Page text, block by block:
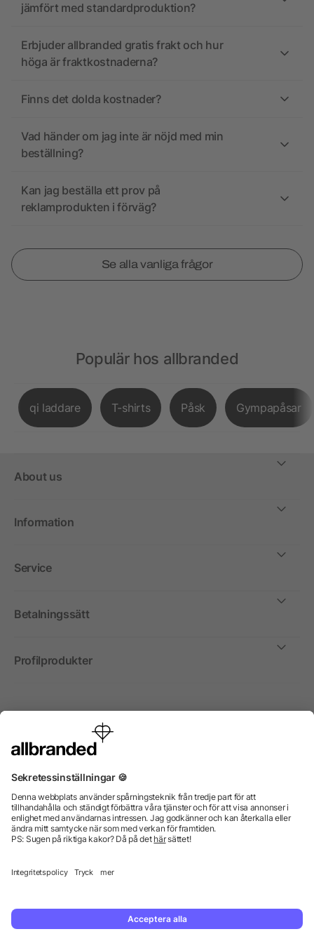
jämfört med standardproduktion?
Erbjuder allbranded gratis frakt och hur
höga är fraktkostnaderna?
Finns det dolda kostnader?
Vad händer om jag inte är nöjd med min
beställning?
Kan jag beställa ett prov på
reklamprodukten i förväg?
Se alla vanliga frågor
Populär hos allbranded
qi laddare T-shirts Påsk Gympapåsar
About us
Information
Service
Betalningssätt
Profilprodukter
Internationellt
enbart till företag, institutioner, föreningar och
© 2026 allbranded GmbH.